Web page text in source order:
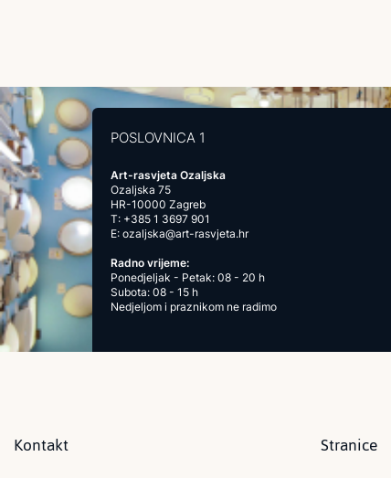
POSLOVNICA 1
Art-rasvjeta Ozaljska
Ozaljska 75
HR-10000 Zagreb
T: +385 1 3697 901
E: ozaljska@art-rasvjeta.hr
Radno vrijeme:
Ponedjeljak - Petak: 08 - 20 h
Subota: 08 - 15 h
Nedjeljom i praznikom ne radimo
Kontakt
Stranice